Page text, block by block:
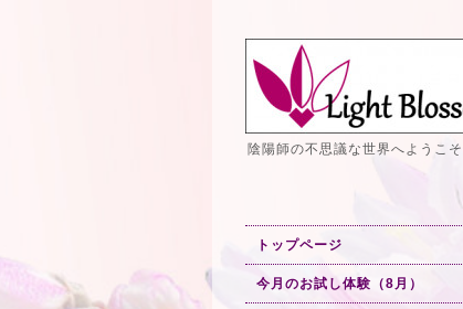
陰陽師の不思議な世界へようこそ
トップページ
今月のお試し体験（8月）